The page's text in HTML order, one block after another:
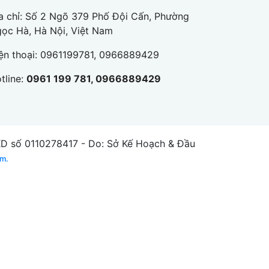
chỉ: Số 2 Ngõ 379 Phố Đội Cấn, Phường
Hà, Hà Nội, Việt Nam
thoại: 0961199781, 0966889429
0961 199 781, 0966889429
số 0110278417 - Do: Sở Kế Hoạch & Đầu